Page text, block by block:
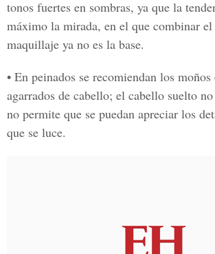
tonos fuertes en sombras, ya que la
máximo la mirada, en el que combinar
maquillaje ya no es la base.
• En peinados se recomiendan los
agarrados de cabello; el cabello suelto
no permite que se puedan apreciar los
que se luce.